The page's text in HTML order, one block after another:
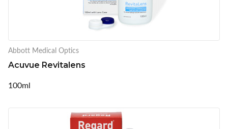
Abbott Medical Optics
Acuvue Revitalens
100ml